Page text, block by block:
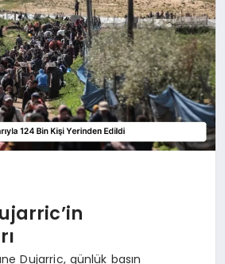
Dujarric, günlük basın